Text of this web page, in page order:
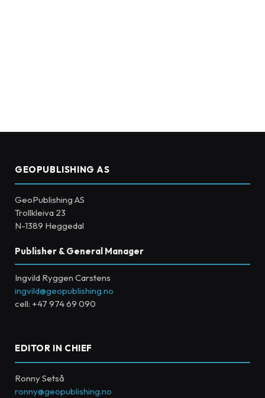
GEOPUBLISHING AS
GeoPublishing AS
Trollkleiva 23
N-1389 Heggedal
Publisher & General Manager
Ingvild Ryggen Carstens
ingvild@geopublishing.no
cell: +47 974 69 090
EDITOR IN CHIEF
Ronny Setså
ronny@geopublishing.no